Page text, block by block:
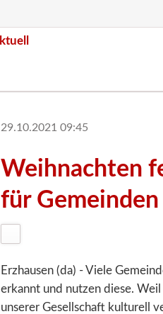
29.10.2021 09:45
Weihnachten
für Gemeinden
Erzhausen (da) - Viele
erkannt und nutzen diese.
unserer Gesell­schaft kulturell